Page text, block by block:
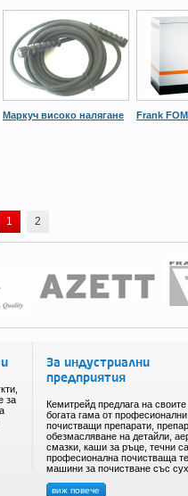
Маркуч високо налягане Frank
1 2
за
За индустриални
предприятия
Кемитрейд предлага на своите
богата гама от професионални
почистващи препарати,
обезмасляване на детайли,
смазки, каши за ръце, течни
професионална почистваща
машини за почистване със
виж повече